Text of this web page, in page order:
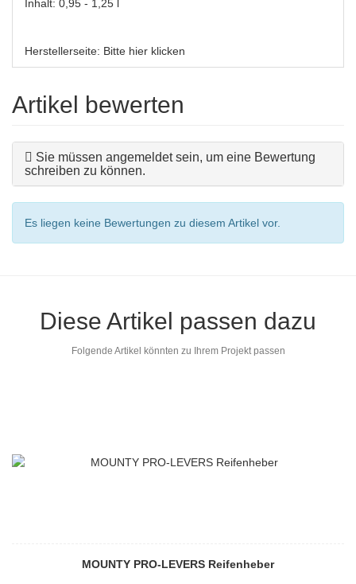
Inhalt: 0,95 - 1,25 l
Herstellerseite: Bitte hier klicken
Artikel bewerten
Sie müssen angemeldet sein, um eine Bewertung
schreiben zu können.
Es liegen keine Bewertungen zu diesem Artikel vor.
Diese Artikel passen dazu
Folgende Artikel könnten zu Ihrem Projekt passen
MOUNTY PRO-LEVERS Reifenheber